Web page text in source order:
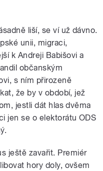
liší, se ví už dávno.
unii, migraci,
k Andreji Babišovi a
občanským
s ním přirozeně
že by v období, jež
jestli dát hlas dvěma
jen se o elektorátu ODS
ještě zavařit. Premiér
hory doly, ovšem